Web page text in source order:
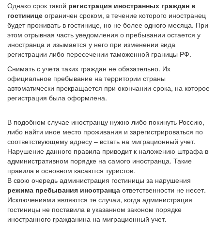
Однако срок такой регистрация иностранных граждан в
гостинице ограничен сроком, в течение которого иностранец
будет проживать в гостинице, но не более одного месяца. При
этом отрывная часть уведомления о пребывании остается у
иностранца и изымается у него при изменении вида
регистрации либо пересечении таможенной границы РФ.
Снимать с учета таких граждан не обязательно. Их
официальное пребывание на территории страны
автоматически прекращается при окончании срока, на которое
регистрация была оформлена.
В подобном случае иностранцу нужно либо покинуть Россию,
либо найти иное место проживания и зарегистрироваться по
соответствующему адресу – встать на миграционный учет.
Нарушение данного правила приводит к наложению штрафа в
административном порядке на самого иностранца. Такие
правила в основном касаются туристов.
В свою очередь администрация гостиницы за нарушения
режима пребывания иностранца ответственности не несет.
Исключениями являются те случаи, когда администрация
гостиницы не поставила в указанном законом порядке
иностранного гражданина на миграционный учет.